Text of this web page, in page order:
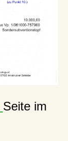
Seite im